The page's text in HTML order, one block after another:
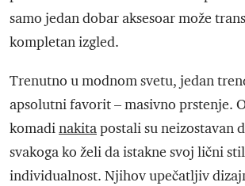
samo jedan dobar aksesoar može
kompletan izgled.
Trenutno u modnom svetu, jedan
apsolutni favorit – masivno prstenje.
komadinakitapostali su neizostavan
svakoga ko želi da istakne svoj lični
individualnost. Njihov upečatljiv